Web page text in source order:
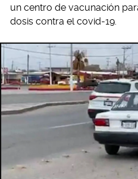
un centro de vacunación
dosis contra el covid-19.